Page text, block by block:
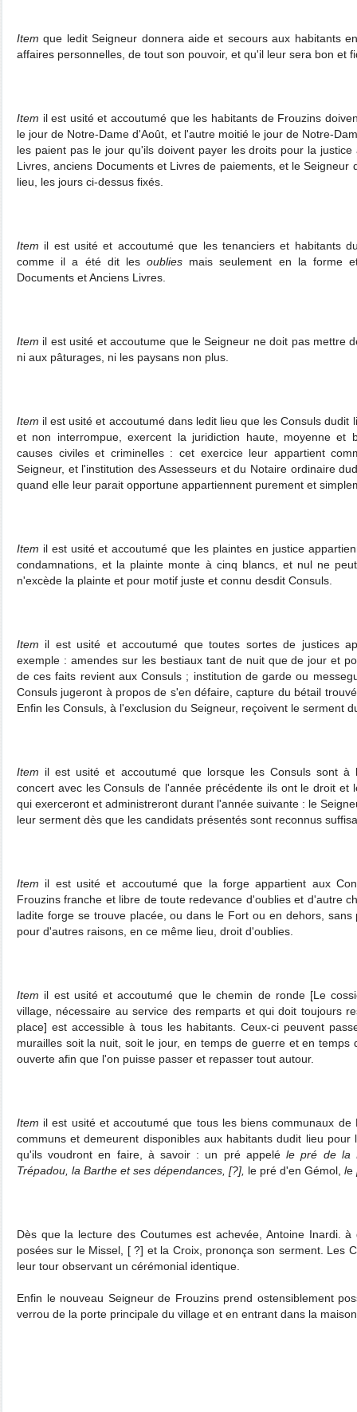
Itemque ledit Seigneur donnera aide et secours aux habitants
affaires personnelles, de tout son pouvoir, et qu'il leur sera bon et
Item il est usité et accoutumé que les habitants de Frouzins
le jour de Notre-Dame d'Août, et l'autre moitié le jour de Notre-
les paient pas le jour qu'ils doivent payer les droits pour la justice
Livres, anciens Documents et Livres de paiements, et le Seigneur
lieu, les jours ci-dessus fixés.
Item il est usité et accoutumé que les tenanciers et habitants
comme il a été dit lesoublies mais seulement en la forme
Documents et Anciens Livres.
Item il est usité et accoutume que le Seigneur ne doit pas mettre
ni aux pâturages, ni les paysans non plus.
Item il est usité et accoutumé dans ledit lieu que les Consuls dudit
et non interrompue, exercent la juridiction haute, moyenne et
causes civiles et criminelles : cet exercice leur appartient
Seigneur, et l'institution des Assesseurs et du Notaire ordinaire
quand elle leur parait opportune appartiennent purement et
Item il est usité et accoutumé que les plaintes en justice
condamnations, et la plainte monte à cinq blancs, et nul ne
n'excède la plainte et pour motif juste et connu desdit Consuls.
Item il est usité et accoutumé que toutes sortes de justices
exemple : amendes sur les bestiaux tant de nuit que de jour et
de ces faits revient aux Consuls ; institution de garde ou
Consuls jugeront à propos de s'en défaire, capture du bétail
Enfin les Consuls, à l'exclusion du Seigneur, reçoivent le serment
Item il est usité et accoutumé que lorsque les Consuls sont à
concert avec les Consuls de l'année précédente ils ont le droit et
qui exerceront et administreront durant l'année suivante : le
leur serment dès que les candidats présentés sont reconnus
Item il est usité et accoutumé que la forge appartient aux
Frouzins franche et libre de toute redevance d'oublies et d'autre
ladite forge se trouve placée, ou dans le Fort ou en dehors, sans
pour d'autres raisons, en ce même lieu, droit d'oublies.
Item il est usité et accoutumé que le chemin de ronde [Le
village, nécessaire au service des remparts et qui doit toujours
place] est accessible à tous les habitants. Ceux-ci peuvent
murailles soit la nuit, soit le jour, en temps de guerre et en temps
ouverte afin que l'on puisse passer et repasser tout autour.
Item il est usité et accoutumé que tous les biens communaux
communs et demeurent disponibles aux habitants dudit lieu
qu'ils voudront en faire, à savoir : un pré appeléle pré de la
Trépadou, la Barthe et ses dépendances, [?], le pré d'en Gémol, le
Dès que la lecture des Coutumes est achevée, Antoine Inardi.
posées sur le Missel, [ ?] et la Croix, prononça son serment. Les
leur tour observant un cérémonial identique.
Enfin le nouveau Seigneur de Frouzins prend ostensiblement
verrou de la porte principale du village et en entrant dans la